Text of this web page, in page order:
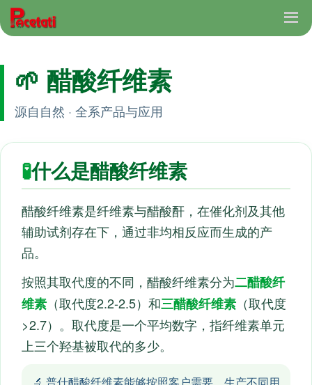
🌱 醋酸纤维素
源自自然 · 全系产品与应用
🧪什么是醋酸纤维素
醋酸纤维素是纤维素与醋酸酐，在催化剂及其他
辅助试剂存在下，通过非均相反应而生成的产
品。
按照其取代度的不同，醋酸纤维素分为二醋酸纤
维素 （取代度2.2-2.5）和三醋酸纤维素 （取代度
>2.7）。取代度是一个平均数字，指纤维素单元
上三个羟基被取代的多少。